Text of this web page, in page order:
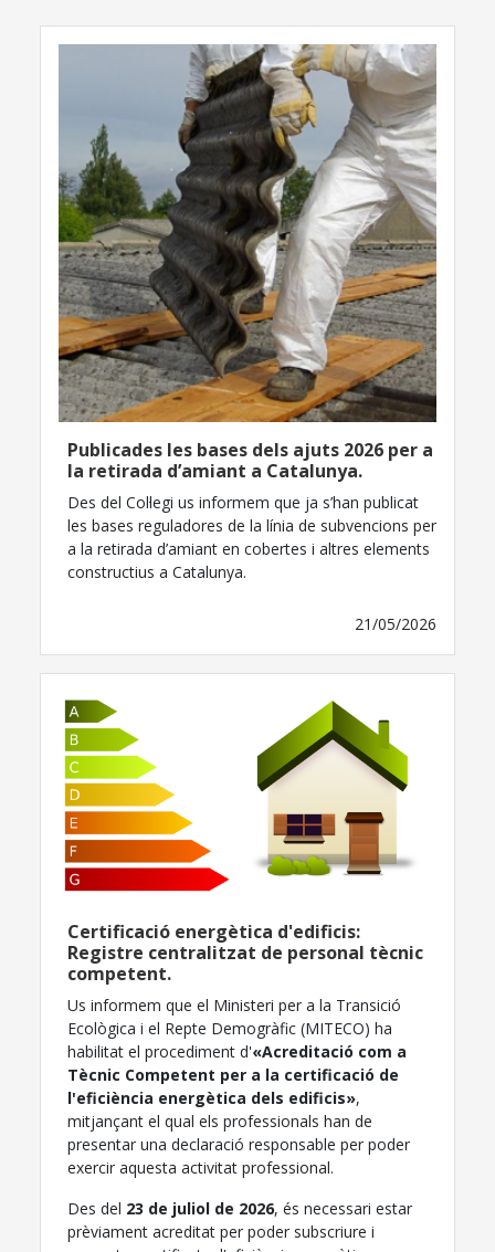
Publicades les bases dels ajuts 2026 per a
la retirada d’amiant a Catalunya.
Des del Col·legi us informem que ja s’han publicat
les bases reguladores de la línia de subvencions per
a la retirada d’amiant en cobertes i altres elements
constructius a Catalunya.
21/05/2026
Certificació energètica d'edificis:
Registre centralitzat de personal tècnic
competent.
Us informem que el Ministeri per a la Transició
Ecològica i el Repte Demogràfic (MITECO) ha
habilitat el procediment d'«Acreditació com a
Tècnic Competent per a la certificació de
l'eficiència energètica dels edificis»,
mitjançant el qual els professionals han de
presentar una declaració responsable per poder
exercir aquesta activitat professional.
Des del 23 de juliol de 2026, és necessari estar
prèviament acreditat per poder subscriure i